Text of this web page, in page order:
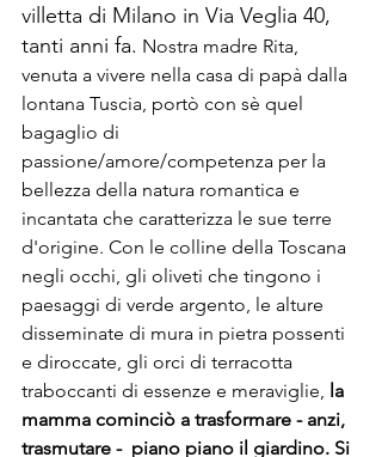
villetta di Milano in Via Veglia 40,
tanti anni fa. Nostra madre Rita,
venuta a vivere nella casa di papà dalla
lontana Tuscia, portò con sè quel
bagaglio di
passione/amore/competenza per la
bellezza della natura romantica e
incantata che caratterizza le sue terre
d'origine. Con le colline della Toscana
negli occhi, gli oliveti che tingono i
paesaggi di verde argento, le alture
disseminate di mura in pietra possenti
e diroccate, gli orci di terracotta
traboccanti di essenze e meraviglie, la
mamma cominciò a trasformare - anzi,
trasmutare -  piano piano il giardino. Si